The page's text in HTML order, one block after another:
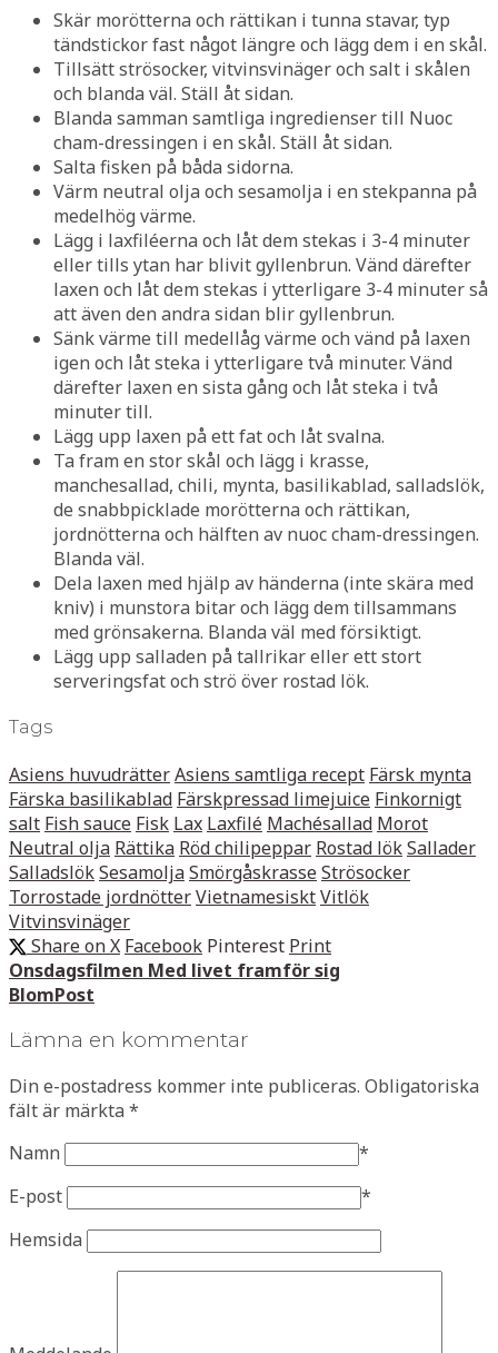
Skär morötterna och rättikan i tunna stavar, typ
tändstickor fast något längre och lägg dem i en skål.
Tillsätt strösocker, vitvinsvinäger och salt i skålen
och blanda väl. Ställ åt sidan.
Blanda samman samtliga ingredienser till Nuoc
cham-dressingen i en skål. Ställ åt sidan.
Salta fisken på båda sidorna.
Värm neutral olja och sesamolja i en stekpanna på
medelhög värme.
Lägg i laxfiléerna och låt dem stekas i 3-4 minuter
eller tills ytan har blivit gyllenbrun. Vänd därefter
laxen och låt dem stekas i ytterligare 3-4 minuter så
att även den andra sidan blir gyllenbrun.
Sänk värme till medellåg värme och vänd på laxen
igen och låt steka i ytterligare två minuter. Vänd
därefter laxen en sista gång och låt steka i två
minuter till.
Lägg upp laxen på ett fat och låt svalna.
Ta fram en stor skål och lägg i krasse,
manchesallad, chili, mynta, basilikablad, salladslök,
de snabbpicklade morötterna och rättikan,
jordnötterna och hälften av nuoc cham-dressingen.
Blanda väl.
Dela laxen med hjälp av händerna (inte skära med
kniv) i munstora bitar och lägg dem tillsammans
med grönsakerna. Blanda väl med försiktigt.
Lägg upp salladen på tallrikar eller ett stort
serveringsfat och strö över rostad lök.
Tags
Asiens huvudrätterAsiens samtliga recept Färsk mynta
Färska basilikablad Färskpressad limejuice Finkornigt
salt Fish sauce Fisk Lax Laxfilé Machésallad Morot
Neutral olja Rättika Röd chilipeppar Rostad lökSallader
SalladslökSesamoljaSmörgåskrasseStrösocker
Torrostade jordnötterVietnamesisktVitlök
Vitvinsvinäger
Share on X Facebook Pinterest Print
Onsdagsfilmen Med livet framför sig
BlomPost
Lämna en kommentar
Din e-postadress kommer inte publiceras. Obligatoriska
fält är märkta *
Namn
*
E-post
*
Hemsida